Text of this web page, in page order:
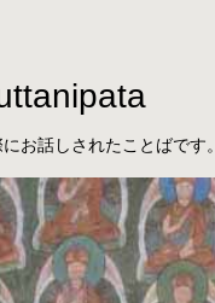
お話しされたことばです。